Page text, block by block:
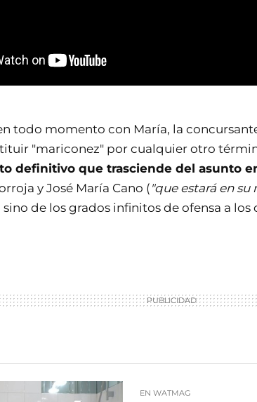
todo momento con María, la
"mariconez" por cualquier otro
definitivo que trasciende del asunto
y José María Cano ( "que estará en
sino de los grados infinitos de ofensa a los
EN WATMAG